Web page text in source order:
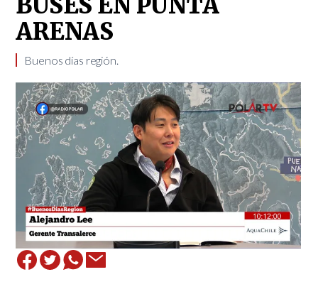
ARENAS
Buenos días región.